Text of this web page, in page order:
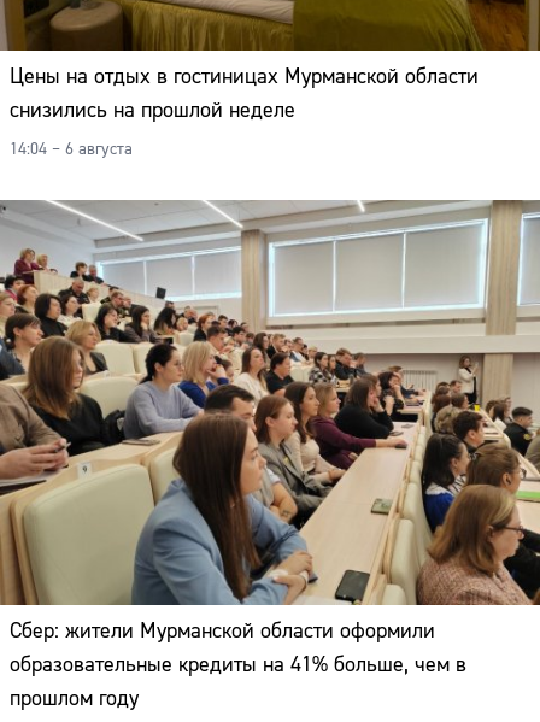
Цены на отдых в гостиницах Мурманской области
снизились на прошлой неделе
14:04 – 6 августа
Сбер: жители Мурманской области оформили
образовательные кредиты на 41% больше, чем в
прошлом году